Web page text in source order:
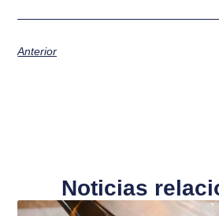
Anterior
Noticias